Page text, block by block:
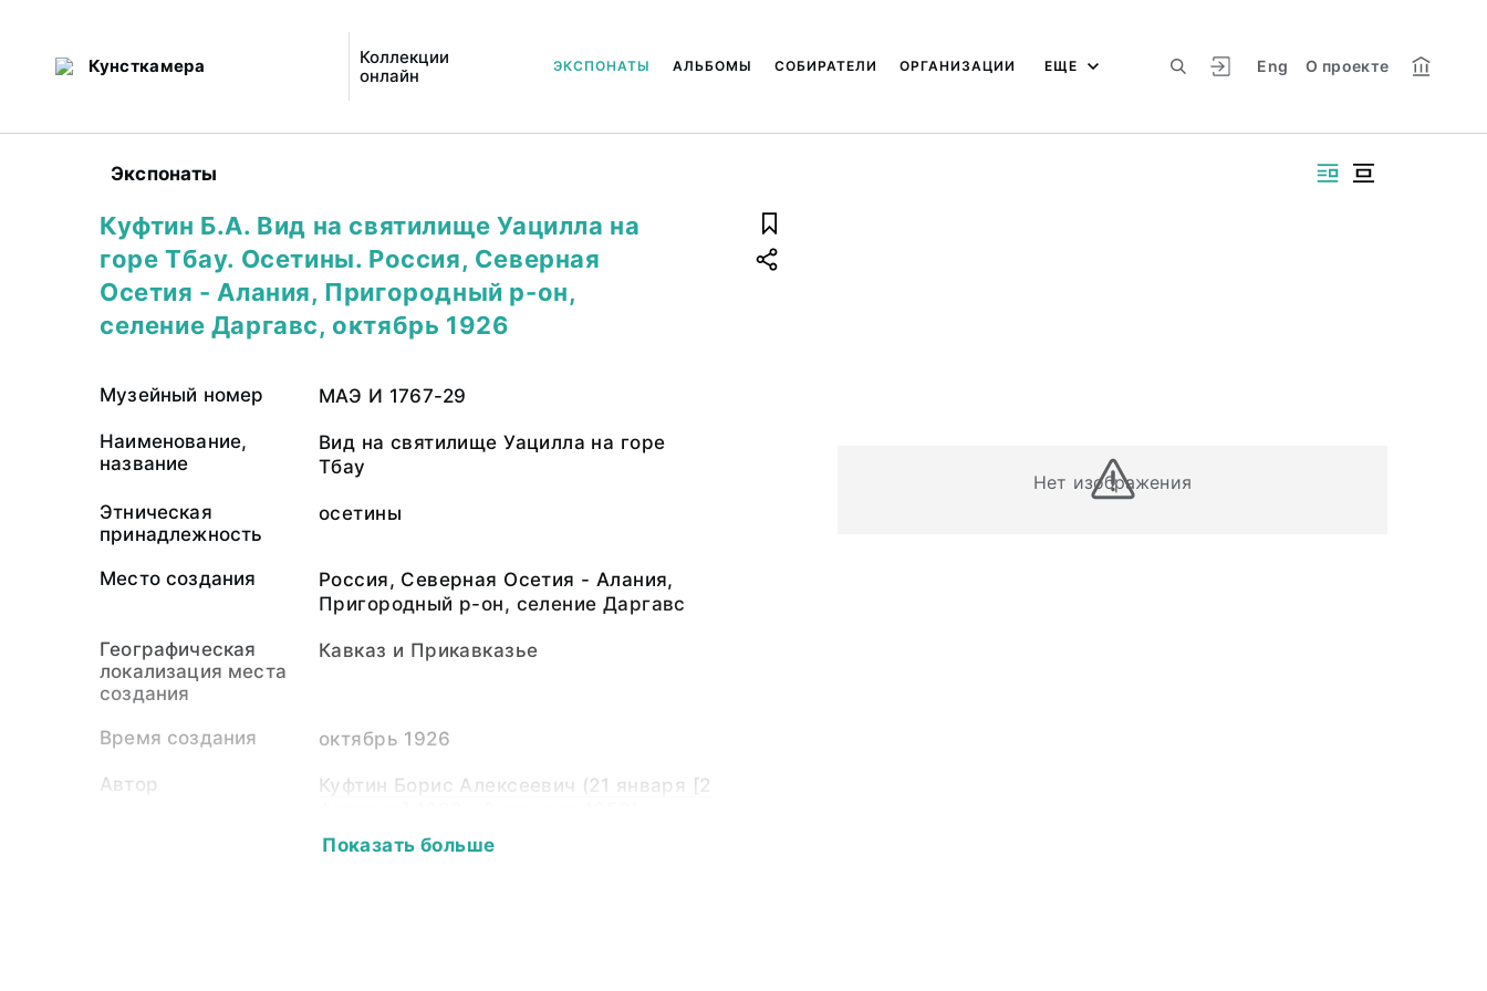
Кунсткамера
Коллекции
онлайн
Eng О проекте
ЭКСПОНАТЫ АЛЬБОМЫ СОБИРАТЕЛИ ОРГАНИЗАЦИИ ЕЩЕ
Экспонаты
Нет изображения
Куфтин Б.А. Вид на святилище Уацилла на
горе Тбау. Осетины. Россия, Северная
Осетия - Алания, Пригородный р-он,
селение Даргавс, октябрь 1926
Музейный номер МАЭ И 1767-29
Наименование,
название
Вид на святилище Уацилла на горе
Тбау
Этническая
принадлежность
осетины
Место создания
Россия, Северная Осетия - Алания,
Пригородный р-он, селение Даргавс
Географическая
локализация места
создания
Кавказ и Прикавказье
Время создания октябрь 1926
Автор
Куфтин Борис Алексеевич (21 января [2
Куфтин Борис Алексеевич (21 января [2
Показать больше